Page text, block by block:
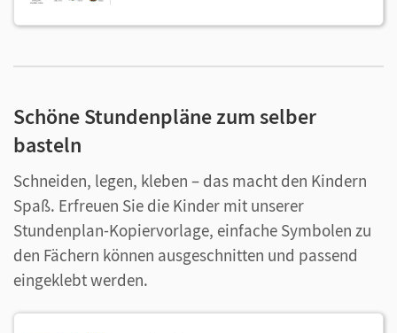
Schöne Stundenpläne zum selber
basteln
Schneiden, legen, kleben – das macht den Kindern
Spaß. Erfreuen Sie die Kinder mit unserer
Stundenplan-Kopiervorlage, einfache Symbolen zu
den Fächern können ausgeschnitten und passend
eingeklebt werden.